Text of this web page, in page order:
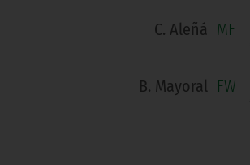
MF
C. Aleñá
FW
B. Mayoral